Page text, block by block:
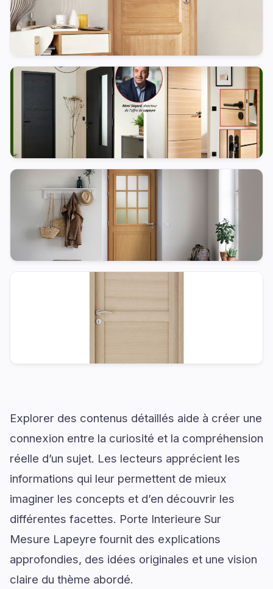
Explorer des contenus détaillés aide à créer une
connexion entre la curiosité et la compréhension
réelle d’un sujet. Les lecteurs apprécient les
informations qui leur permettent de mieux
imaginer les concepts et d’en découvrir les
différentes facettes. Porte Interieure Sur
Mesure Lapeyre fournit des explications
approfondies, des idées originales et une vision
claire du thème abordé.